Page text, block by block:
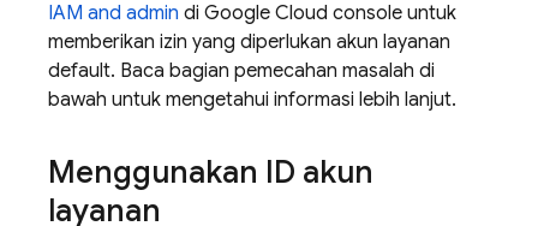
IAM and admin di Google Cloud console untuk
memberikan izin yang diperlukan akun layanan
default. Baca bagian pemecahan masalah di
bawah untuk mengetahui informasi lebih lanjut.
Menggunakan ID akun
layanan